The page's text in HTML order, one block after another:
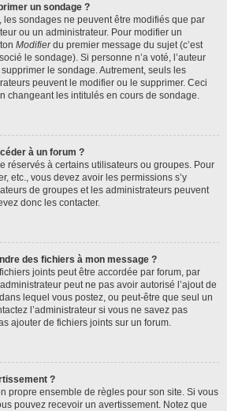
un sondage ?
sondages ne peuvent être modifiés que par
ou un administrateur. Pour modifier un
Modifierdu premier message du sujet (c’est
le sondage). Si personne n’a voté, l’auteur
le sondage. Autrement, seuls les
peuvent le modifier ou le supprimer. Ceci
changeant les intitulés en cours de sondage.
à un forum ?
réservés à certains utilisateurs ou groupes. Pour
etc., vous devez avoir les permissions s’y
de groupes et les administrateurs peuvent
donc les contacter.
des fichiers à mon message ?
joints peut être accordée par forum, par
peut ne pas avoir autorisé l’ajout de
lequel vous postez, ou peut-être que seul un
l’administrateur si vous ne savez pas
ajouter de fichiers joints sur un forum.
?
propre ensemble de règles pour son site. Si vous
pouvez recevoir un avertissement. Notez que